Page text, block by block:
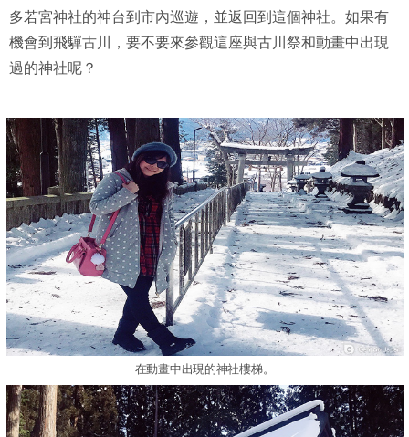
多若宮神社的神台到市內巡遊，並返回到這個神社。如果有
機會到飛驒古川，要不要來參觀這座與古川祭和動畫中出現
過的神社呢？
在動畫中出現的神社樓梯。